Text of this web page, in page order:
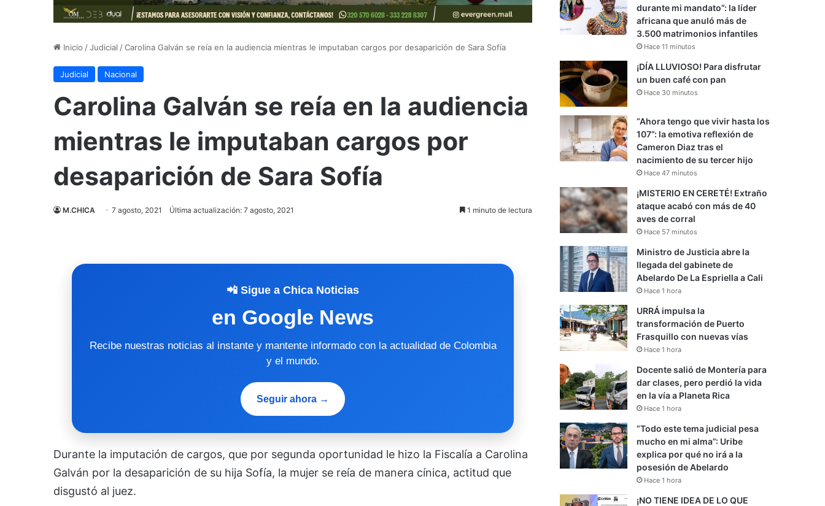
Inicio /Judicial /Carolina Galván se reía en la audiencia mientras le imputaban cargos por desaparición de Sara Sofía
Judicial Nacional
Carolina Galván se reía en la audiencia
mientras le imputaban cargos por
desaparición de Sara Sofía
M.CHICA 7 agosto, 2021 Última actualización: 7 agosto, 2021 1 minuto de lectura
📲 Sigue a Chica Noticias
en Google News
Recibe nuestras noticias al instante y mantente informado con la actualidad de Colombia
y el mundo.
Seguir ahora →
Durante la imputación de cargos, que por segunda oportunidad le hizo la Fiscalía a Carolina
Galván por la desaparición de su hija Sofía, la mujer se reía de manera cínica, actitud que
disgustó al juez.
durante mi mandato”: la líder
africana que anuló más de
3.500 matrimonios infantiles
Hace 11 minutos
¡DÍA LLUVIOSO! Para disfrutar
un buen café con pan
Hace 30 minutos
“Ahora tengo que vivir hasta los
107”: la emotiva reflexión de
Cameron Diaz tras el
nacimiento de su tercer hijo
Hace 47 minutos
¡MISTERIO EN CERETÉ! Extraño
ataque acabó con más de 40
aves de corral
Hace 57 minutos
Ministro de Justicia abre la
llegada del gabinete de
Abelardo De La Espriella a Cali
Hace 1 hora
URRÁ impulsa la
transformación de Puerto
Frasquillo con nuevas vías
Hace 1 hora
Docente salió de Montería para
dar clases, pero perdió la vida
en la vía a Planeta Rica
Hace 1 hora
“Todo este tema judicial pesa
mucho en mi alma”: Uribe
explica por qué no irá a la
posesión de Abelardo
Hace 1 hora
¡NO TIENE IDEA DE LO QUE